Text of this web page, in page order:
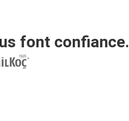
font confiance.